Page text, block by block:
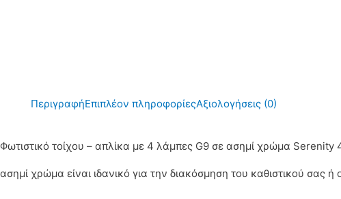
ΠεριγραφήΕπιπλέον πληροφορίεςΑξιολογήσεις (0)
Φωτιστικό τοίχου – απλίκα με 4 λάμπες G9 σε ασημί χρώμα
ασημί χρώμα είναι ιδανικό για την διακόσμηση του καθιστικού σας